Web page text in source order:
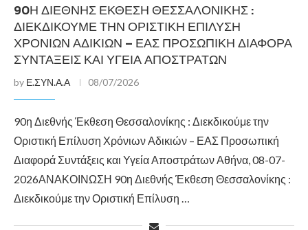
90Η ΔΙΕΘΝΉΣ ΈΚΘΕΣΗ ΘΕΣΣΑΛΟΝΊΚΗΣ :
ΔΙΕΚΔΙΚΟΎΜΕ ΤΗΝ ΟΡΙΣΤΙΚΉ ΕΠΊΛΥΣΗ
ΧΡΌΝΙΩΝ ΑΔΙΚΙΏΝ – ΕΑΣ ΠΡΟΣΩΠΙΚΉ ΔΙΑΦΟΡΆ
ΣΥΝΤΆΞΕΙΣ ΚΑΙ ΥΓΕΊΑ ΑΠΟΣΤΡΆΤΩΝ
by Ε.ΣΥΝ.Α.Α 08/07/2026
90η Διεθνής Έκθεση Θεσσαλονίκης : Διεκδικούμε την
Οριστική Επίλυση Χρόνιων Αδικιών – ΕΑΣ Προσωπική
Διαφορά Συντάξεις και Υγεία Αποστράτων Αθήνα, 08-07-
2026ΑΝΑΚΟΙΝΩΣΗ 90η Διεθνής Έκθεση Θεσσαλονίκης :
Διεκδικούμε την Οριστική Επίλυση …